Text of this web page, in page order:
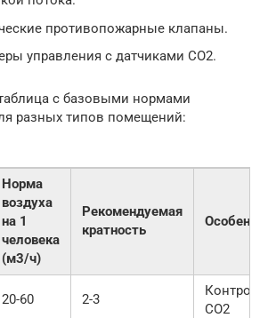
противопожарные клапаны.
управления с датчиками CO2.
с базовыми нормами
разных типов помещений:
Норма
воздуха
на 1
человека
(м3/ч)
Рекомендуемая
кратность
20-60 2-3
Контроль
CO2